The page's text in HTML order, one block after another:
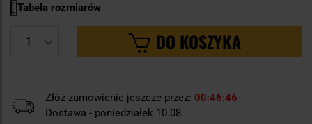
Tabela rozmiarów
DO KOSZYKA
Złóż zamówienie jeszcze przez: 00 46 45
Dostawa - poniedziałek 10.08